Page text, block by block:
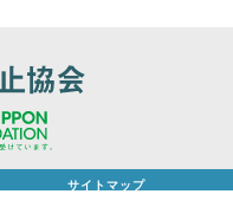
サイトマップ